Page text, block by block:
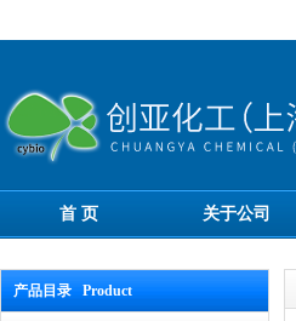
首 页 关于公司
产品目录 Product